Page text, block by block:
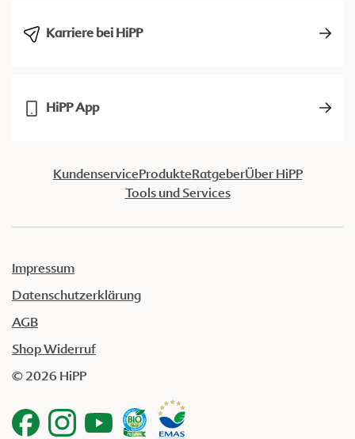
Karriere bei HiPP
HiPP App
KundenserviceProdukteRatgeberÜber HiPP
Tools und Services
Impressum
Datenschutzerklärung
AGB
Shop Widerruf
© 2026 HiPP